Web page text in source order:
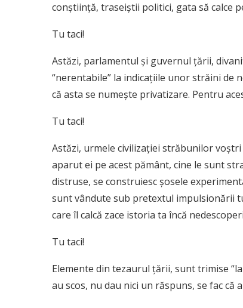
conștiință, traseiștii politici, gata să calce
Tu taci!
Astăzi, parlamentul și guvernul țării,
“nerentabile” la indicațiile unor străini de
că asta se numește privatizare. Pentru
Tu taci!
Astăzi, urmele civilizației străbunilor
aparut ei pe acest pământ, cine le sunt
distruse, se construiesc șosele
sunt vândute sub pretextul impulsionării
care îl calcă zace istoria ta încă
Tu taci!
Elemente din tezaurul țării, sunt trimise
au scos, nu dau nici un răspuns, se fac că